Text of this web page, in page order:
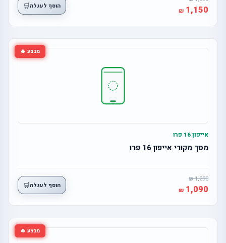
1,150 הוסף לעגלה🛒
מבצע 🔥
אייפון 16 פרו
מסך מקורי אייפון 16 פרו
1,290
1,090 הוסף לעגלה🛒
מבצע 🔥